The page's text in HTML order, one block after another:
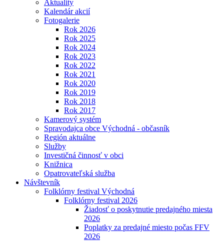
Aktuality
Kalendár akcií
Fotogalerie
Rok 2026
Rok 2025
Rok 2024
Rok 2023
Rok 2022
Rok 2021
Rok 2020
Rok 2019
Rok 2018
Rok 2017
Kamerový systém
Spravodajca obce Východná - občasník
Región aktuálne
Služby
Investičná činnosť v obci
Knižnica
Opatrovateľská služba
Návštevník
Folklórny festival Východná
Folklórny festival 2026
Žiadosť o poskytnutie predajného miesta
2026
Poplatky za predajné miesto počas FFV
2026